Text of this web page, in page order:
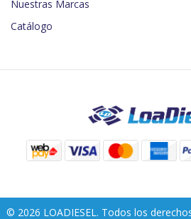
Nuestras Marcas
Catálogo
© 2026 LOADIESEL. Todos los